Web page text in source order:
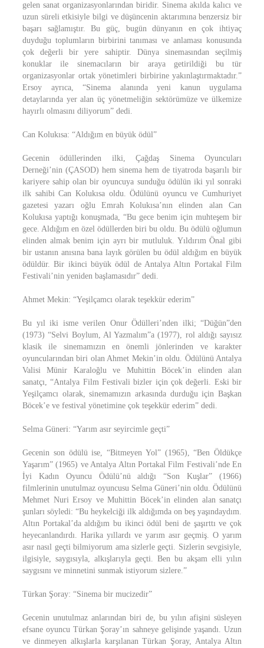
gelen sanat organizasyonlarından biridir. Sinema akılda kalıcı ve
uzun süreli etkisiyle bilgi ve düşüncenin aktarımına benzersiz bir
başarı sağlamıştır. Bu güç, bugün dünyanın en çok ihtiyaç
duyduğu toplumların birbirini tanıması ve anlaması konusunda
çok değerli bir yere sahiptir. Dünya sinemasından seçilmiş
konuklar ile sinemacıların bir araya getirildiği bu tür
organizasyonlar ortak yönetimleri birbirine yakınlaştırmaktadır.”
Ersoy ayrıca, “Sinema alanında yeni kanun uygulama
detaylarında yer alan üç yönetmeliğin sektörümüze ve ülkemize
hayırlı olmasını diliyorum” dedi.
Can Kolukısa: “Aldığım en büyük ödül”
Gecenin ödüllerinden ilki, Çağdaş Sinema Oyuncuları
Derneği’nin (ÇASOD) hem sinema hem de tiyatroda başarılı bir
kariyere sahip olan bir oyuncuya sunduğu ödülün iki yıl sonraki
ilk sahibi Can Kolukısa oldu. Ödülünü oyuncu ve Cumhuriyet
gazetesi yazarı oğlu Emrah Kolukısa’nın elinden alan Can
Kolukısa yaptığı konuşmada, “Bu gece benim için muhteşem bir
gece. Aldığım en özel ödüllerden biri bu oldu. Bu ödülü oğlumun
elinden almak benim için ayrı bir mutluluk. Yıldırım Önal gibi
bir ustanın anısına bana layık görülen bu ödül aldığım en büyük
ödüldür. Bir ikinci büyük ödül de Antalya Altın Portakal Film
Festivali’nin yeniden başlamasıdır” dedi.
Ahmet Mekin: “Yeşilçamcı olarak teşekkür ederim”
Bu yıl iki isme verilen Onur Ödülleri’nden ilki; “Düğün”den
(1973) “Selvi Boylum, Al Yazmalım”a (1977), rol aldığı sayısız
klasik ile sinemamızın en önemli jönlerinden ve karakter
oyuncularından biri olan Ahmet Mekin’in oldu. Ödülünü Antalya
Valisi Münir Karaloğlu ve Muhittin Böcek’in elinden alan
sanatçı, “Antalya Film Festivali bizler için çok değerli. Eski bir
Yeşilçamcı olarak, sinemamızın arkasında durduğu için Başkan
Böcek’e ve festival yönetimine çok teşekkür ederim” dedi.
Selma Güneri: “Yarım asır seyircimle geçti”
Gecenin son ödülü ise, “Bitmeyen Yol” (1965), “Ben Öldükçe
Yaşarım” (1965) ve Antalya Altın Portakal Film Festivali’nde En
İyi Kadın Oyuncu Ödülü’nü aldığı “Son Kuşlar” (1966)
filmlerinin unutulmaz oyuncusu Selma Güneri’nin oldu. Ödülünü
Mehmet Nuri Ersoy ve Muhittin Böcek’in elinden alan sanatçı
şunları söyledi: “Bu heykelciği ilk aldığımda on beş yaşındaydım.
Altın Portakal’da aldığım bu ikinci ödül beni de şaşırttı ve çok
heyecanlandırdı. Harika yıllardı ve yarım asır geçmiş. O yarım
asır nasıl geçti bilmiyorum ama sizlerle geçti. Sizlerin sevgisiyle,
ilgisiyle, saygısıyla, alkışlarıyla geçti. Ben bu akşam elli yılın
saygısını ve minnetini sunmak istiyorum sizlere.”
Türkan Şoray: “Sinema bir mucizedir”
Gecenin unutulmaz anlarından biri de, bu yılın afişini süsleyen
efsane oyuncu Türkan Şoray’ın sahneye gelişinde yaşandı. Uzun
ve dinmeyen alkışlarla karşılanan Türkan Şoray, Antalya Altın